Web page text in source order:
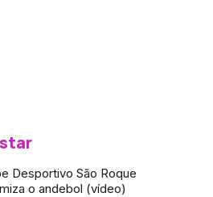
Desportivo São Roque
o andebol (vídeo)